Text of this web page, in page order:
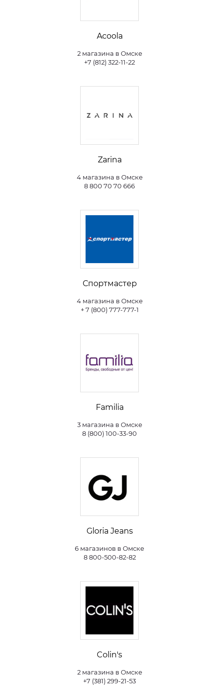
Acoola
2 магазина в Омске
+7 (812) 322-11-22
Zarina
4 магазина в Омске
8 800 70 70 666
Спортмастер
4 магазина в Омске
+ 7 (800) 777-777-1
Familia
3 магазина в Омске
8 (800) 100-33-90
Gloria Jeans
6 магазинов в Омске
8 800-500-82-82
Colin's
2 магазина в Омске
+7 (381) 299-21-53